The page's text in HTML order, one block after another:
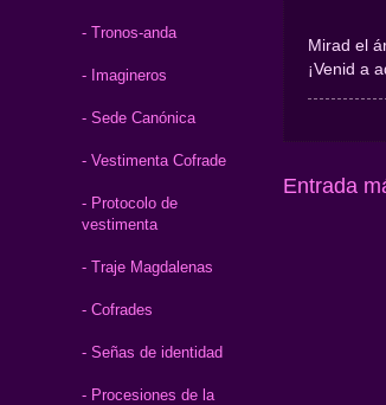
Mirad el
¡Venid a
Entrada
- Tronos-anda
- Imagineros
- Sede Canónica
- Vestimenta Cofrade
- Protocolo de
vestimenta
- Traje Magdalenas
- Cofrades
- Señas de identidad
- Procesiones de la